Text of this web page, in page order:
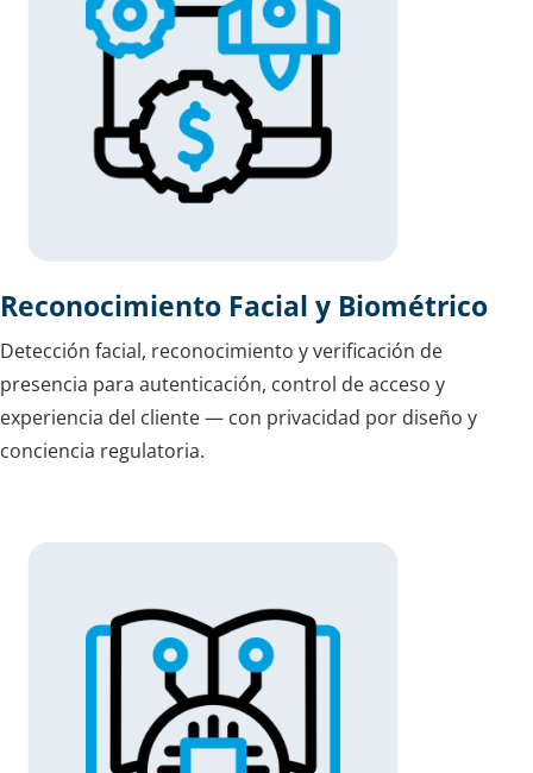
Reconocimiento Facial y Biométrico
Detección facial, reconocimiento y verificación de
presencia para autenticación, control de acceso y
experiencia del cliente — con privacidad por diseño y
conciencia regulatoria.